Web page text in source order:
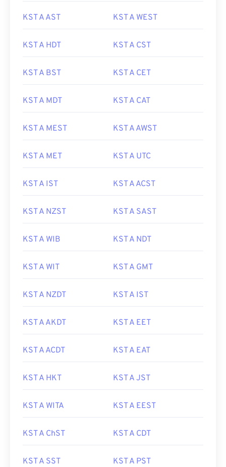
KST A AST KST A WEST
KST A HDT KST A CST
KST A BST KST A CET
KST A MDT KST A CAT
KST A MEST KST A AWST
KST A MET KST A UTC
KST A IST KST A ACST
KST A NZST KST A SAST
KST A WIB KST A NDT
KST A WIT KST A GMT
KST A NZDT KST A IST
KST A AKDT KST A EET
KST A ACDT KST A EAT
KST A HKT KST A JST
KST A WITA KST A EEST
KST A ChST KST A CDT
KST A SST KST A PST